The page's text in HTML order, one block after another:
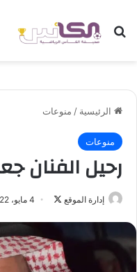
بحث عن
الرئيسية / منوعات
منوعات
رحيل الفنان
إدارة الموقع
ع
ع
4 مايو، 2022